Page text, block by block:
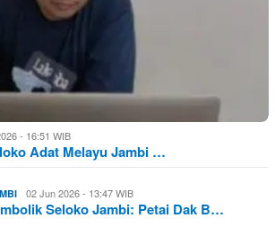
- 16:51 WIB
Adat Melayu Jambi …
02 Jun 2026 - 13:47 WIB
Seloko Jambi: Petai Dak B…